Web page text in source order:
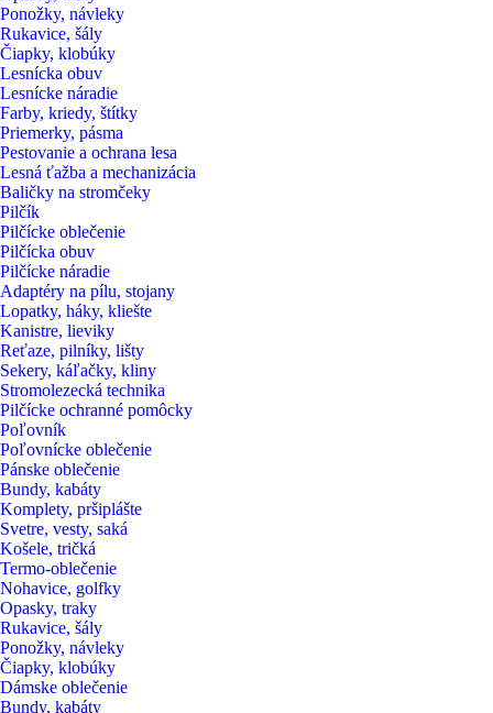
Ponožky, návleky
Rukavice, šály
Čiapky, klobúky
Lesnícka obuv
Lesnícke náradie
Farby, kriedy, štítky
Priemerky, pásma
Pestovanie a ochrana lesa
Lesná ťažba a mechanizácia
Baličky na stromčeky
Pilčík
Pilčícke oblečenie
Pilčícka obuv
Pilčícke náradie
Adaptéry na pílu, stojany
Lopatky, háky, kliešte
Kanistre, lieviky
Reťaze, pilníky, lišty
Sekery, káľačky, kliny
Stromolezecká technika
Pilčícke ochranné pomôcky
Poľovník
Poľovnícke oblečenie
Pánske oblečenie
Bundy, kabáty
Komplety, pršiplášte
Svetre, vesty, saká
Košele, tričká
Termo-oblečenie
Nohavice, golfky
Opasky, traky
Rukavice, šály
Ponožky, návleky
Čiapky, klobúky
Dámske oblečenie
Bundy, kabáty